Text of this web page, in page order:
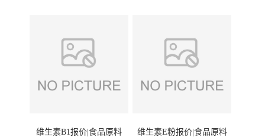
维生素B1报价|食品原料 维生素E粉报价|食品原料